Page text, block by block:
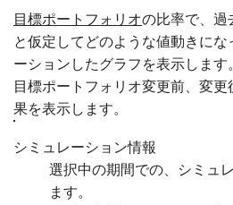
目標ポートフォリオの比率で、過
と仮定してどのような値動きに
ーションしたグラフを表示します
目標ポートフォリオ変更前、変
果を表示します。
シミュレーション情報
選択中の期間での、シミュ
ます。